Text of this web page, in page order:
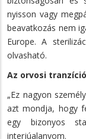
nyisson vagy
beavatkozás nem
Europe. A
olvasható.
Az orvosi
„Ez nagyon
azt mondja, hogy
egy bizonyos
interjúalanyom.